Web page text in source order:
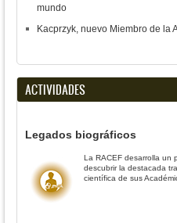
mundo
Kacprzyk, nuevo Miembro de la
ACTIVIDADES
Legados biográficos
La RACEF desarrolla un
descubrir la destacada
científica de sus